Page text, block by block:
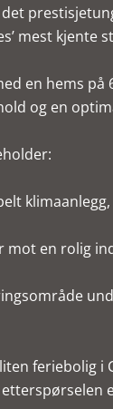
mest kjente
en hems på
og en
mot en rolig
feriebolig i